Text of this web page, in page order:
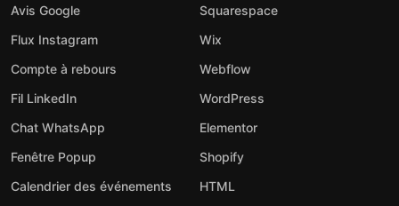
Avis Google
Flux Instagram
Compte à rebours
Fil LinkedIn
Chat WhatsApp
Fenêtre Popup
Calendrier des événements
Squarespace
Wix
Webflow
WordPress
Elementor
Shopify
HTML